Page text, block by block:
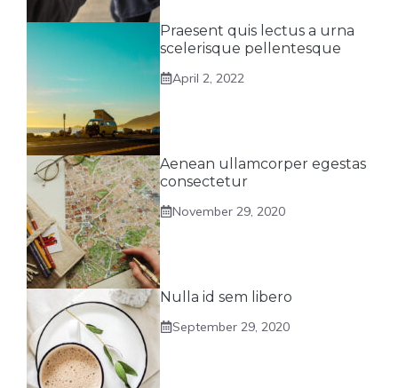
Praesent quis lectus a urna
scelerisque pellentesque
April 2, 2022
Aenean ullamcorper egestas
consectetur
November 29, 2020
Nulla id sem libero
September 29, 2020